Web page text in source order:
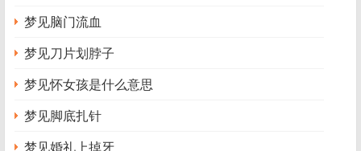
梦见脑门流血
梦见刀片划脖子
梦见怀女孩是什么意思
梦见脚底扎针
梦见婚礼上掉牙